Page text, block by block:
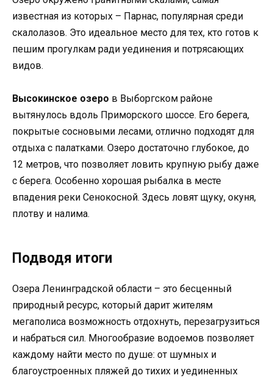
известная из которых – Парнас, популярная среди
скалолазов. Это идеальное место для тех, кто готов к
пешим прогулкам ради уединения и потрясающих
видов.
Высокинское озеро в Выборгском районе
вытянулось вдоль Приморского шоссе. Его берега,
покрытые сосновыми лесами, отлично подходят для
отдыха с палатками. Озеро достаточно глубокое, до
12 метров, что позволяет ловить крупную рыбу даже
с берега. Особенно хорошая рыбалка в месте
впадения реки Сенокосной. Здесь ловят щуку, окуня,
плотву и налима.
Подводя итоги
Озера Ленинградской области – это бесценный
природный ресурс, который дарит жителям
мегаполиса возможность отдохнуть, перезагрузиться
и набраться сил. Многообразие водоемов позволяет
каждому найти место по душе: от шумных и
благоустроенных пляжей до тихих и уединенных